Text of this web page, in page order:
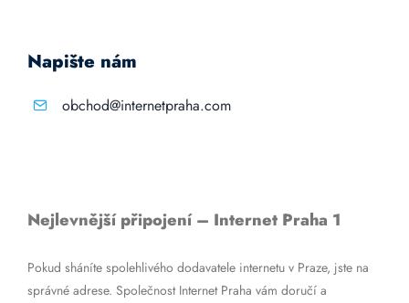
Napište nám
obchod@internetpraha.com
Nejlevnější připojení – Internet Praha 1
Pokud sháníte spolehlivého dodavatele internetu v Praze, jste na
správné adrese. Společnost Internet Praha vám doručí a